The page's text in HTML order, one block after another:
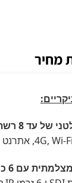
מחיר
של עד 8 רשתות
עם 6 כניסות